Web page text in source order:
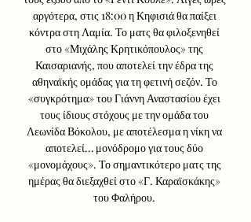
αργότερα, στις 18:00 η Κηφισιά θα παίξει
κόντρα στη Λαμία. Το ματς θα φιλοξενηθεί
στο «Μιχάλης Κρητικόπουλος» της
Καισαριανής, που αποτελεί την έδρα της
αθηναϊκής ομάδας για τη φετινή σεζόν. Το
«συγκρότημα» του Γιάννη Αναστασίου έχει
τους ίδιους στόχους με την ομάδα του
Λεωνίδα Βόκολου, με αποτέλεσμα η νίκη να
αποτελεί… μονόδρομο για τους δύο
«μονομάχους». Το σημαντικότερο ματς της
ημέρας θα διεξαχθεί στο «Γ. Καραϊσκάκης»
του Φαλήρου.